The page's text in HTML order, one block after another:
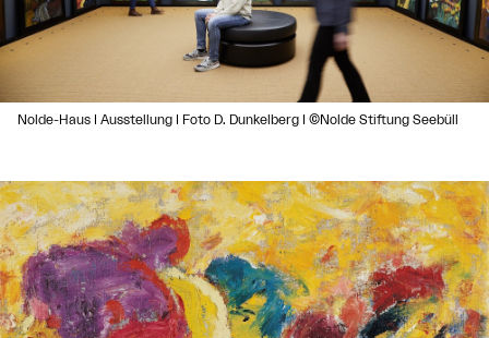
Nolde-Haus I Ausstellung I Foto D. Dunkelberg I ©Nolde Stiftung Seebüll